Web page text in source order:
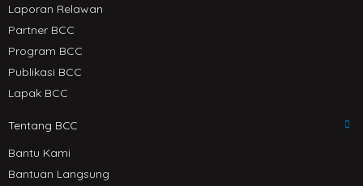
Laporan Relawan
Partner BCC
Program BCC
Publikasi BCC
Lapak BCC
Tentang BCC
Bantu Kami
Bantuan Langsung